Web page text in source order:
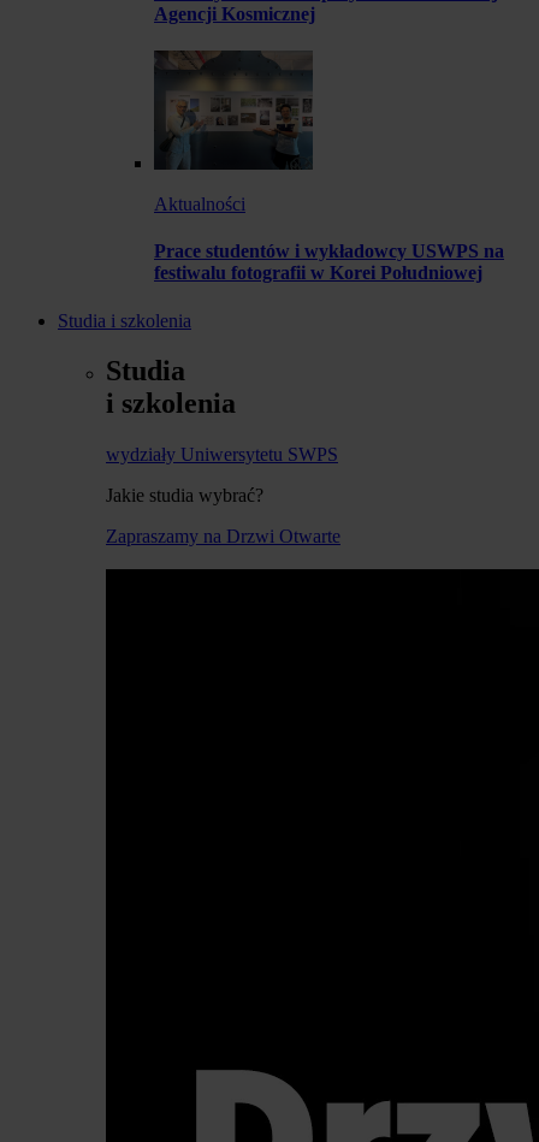
Agencji Kosmicznej
Aktualności
Prace studentów i wykładowcy USWPS na
festiwalu fotografii w Korei Południowej
Studia i szkolenia
Studia
i szkolenia
wydziały Uniwersytetu SWPS
Jakie studia wybrać?
Zapraszamy na Drzwi Otwarte